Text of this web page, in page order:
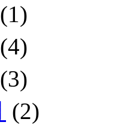
(1)
(4)
(3)
(2)